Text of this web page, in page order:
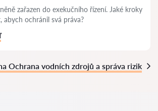
zařazen do exekučního řízení. Jaké kroky
abych ochránil svá práva?
Ochrana vodních zdrojů a správa rizik